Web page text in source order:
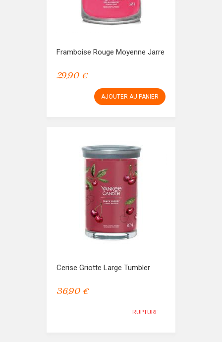
Framboise Rouge Moyenne Jarre
29,90 €
AJOUTER AU PANIER
Cerise Griotte Large Tumbler
36,90 €
RUPTURE